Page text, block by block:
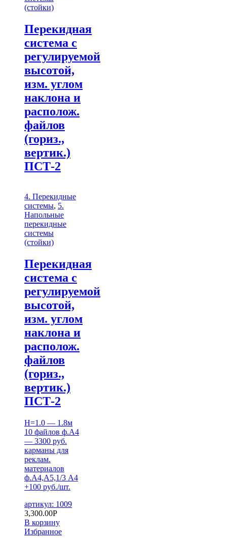
(стойки)
Перекидная
система с
регулируемой
высотой,
изм. углом
наклона и
располож.
файлов
(гориз.,
вертик.)
ПСТ-2
4. Перекидные
системы, 5.
Напольные
перекидные
системы
(стойки)
Перекидная
система с
регулируемой
высотой,
изм. углом
наклона и
располож.
файлов
(гориз.,
вертик.)
ПСТ-2
H=1.0 — 1.8м
10 файлов ф.А4
— 3300 руб.
карманы для
реклам.
материалов
ф.А4,А5,1/3 А4
+100 руб./шт.
артикул: 1009
3,300.00Р
В корзину
Избранное